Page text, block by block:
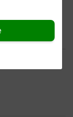
Medium Adult...
de port offerts dès